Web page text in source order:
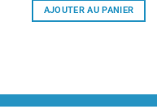
AJOUTER AU PANIER